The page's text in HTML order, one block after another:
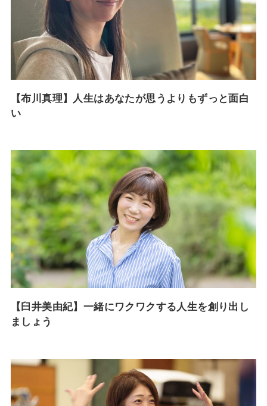
【布川真理】人生はあなたが思うよりもずっと面白
い
【臼井美由紀】一緒にワクワクする人生を創り出し
ましょう